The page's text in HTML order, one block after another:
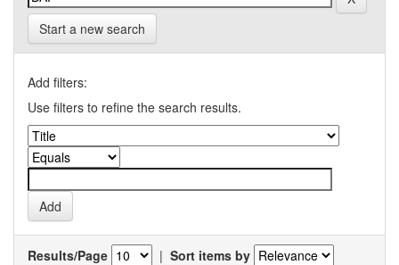
Start a new search
Add filters:
Use filters to refine the search results.
Results/Page | Sort items by